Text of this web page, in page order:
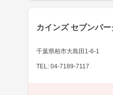
カインズ セブンパ
千葉県柏市大島田1-6-1
TEL: 04-7189-7117